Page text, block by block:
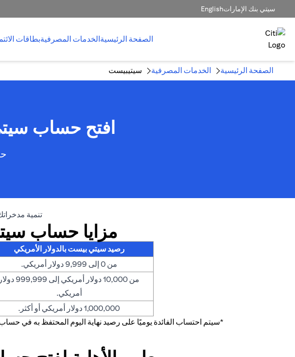
سيتي بنك الإماراتEnglish
الصفحة الرئيسيةالخدمات المصرفيةبطاقات
الصفحة الرئيسية الخدمات المصرفية سيتيبيست
افتح حساب
تنمية
مزايا حساب
رصيد سيتي بيست بالدولار الأمريكي
من 0 إلى 9,999 دولار أمريكي.
من 10,000 دولار أمريكي إلى 999,999 دولار
أمريكي.
1,000,000 دولار أمريكي أو أكثر.
*سيتم احتساب الفائدة يوميًا على رصيد نهاية اليوم المحتفظ به في